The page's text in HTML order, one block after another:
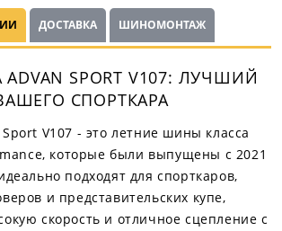
ДОСТАВКА ШИНОМОНТАЖ
ADVAN SPORT V107: ЛУЧШИЙ
СПОРТКАРА
V107 - это летние шины класса
которые были выпущены с 2021
подходят для спорткаров,
и представительских купе,
скорость и отличное сцепление с